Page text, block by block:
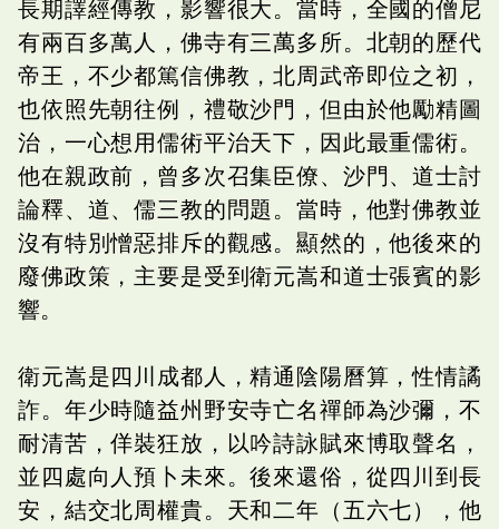
長期譯經傳教，影響很大。當時，全國的僧尼
有兩百多萬人，佛寺有三萬多所。北朝的歷代
帝王，不少都篤信佛教，北周武帝即位之初，
也依照先朝往例，禮敬沙門，但由於他勵精圖
治，一心想用儒術平治天下，因此最重儒術。
他在親政前，曾多次召集臣僚、沙門、道士討
論釋、道、儒三教的問題。當時，他對佛教並
沒有特別憎惡排斥的觀感。顯然的，他後來的
廢佛政策，主要是受到衛元嵩和道士張賓的影
響。
衛元嵩是四川成都人，精通陰陽曆算，性情譎
詐。年少時隨益州野安寺亡名禪師為沙彌，不
耐清苦，佯裝狂放，以吟詩詠賦來博取聲名，
並四處向人預卜未來。後來還俗，從四川到長
安，結交北周權貴。天和二年（五六七），他